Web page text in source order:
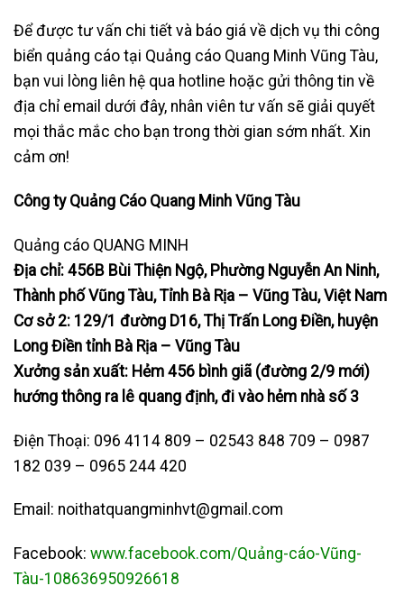
Để được tư vấn chi tiết và báo giá về dịch vụ thi công
biển quảng cáo tại Quảng cáo Quang Minh Vũng Tàu,
bạn vui lòng liên hệ qua hotline hoặc gửi thông tin về
địa chỉ email dưới đây, nhân viên tư vấn sẽ giải quyết
mọi thắc mắc cho bạn trong thời gian sớm nhất. Xin
cảm ơn!
Công ty Quảng Cáo Quang Minh Vũng Tàu
Quảng cáo QUANG MINH
Địa chỉ: 456B Bùi Thiện Ngộ, Phường Nguyễn An Ninh,
Thành phố Vũng Tàu, Tỉnh Bà Rịa – Vũng Tàu, Việt Nam
Cơ sở 2: 129/1 đường D16, Thị Trấn Long Điền, huyện
Long Điền tỉnh Bà Rịa – Vũng Tàu
Xưởng sản xuất: Hẻm 456 bình giã (đường 2/9 mới)
hướng thông ra lê quang định, đi vào hẻm nhà số 3
Điện Thoại: 096 4114 809 – 02543 848 709 – 0987
182 039 – 0965 244 420
Email: noithatquangminhvt@gmail.com
Facebook: www.facebook.com/Quảng-cáo-Vũng-
Tàu-108636950926618